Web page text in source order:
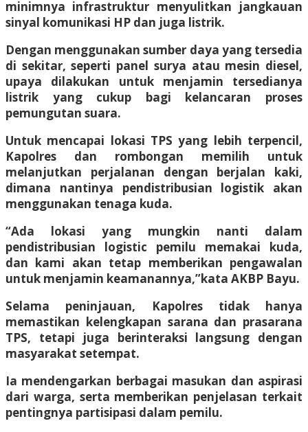
minimnya infrastruktur menyulitkan jangkauan
sinyal komunikasi HP dan juga listrik.
Dengan menggunakan sumber daya yang tersedia
di sekitar, seperti panel surya atau mesin diesel,
upaya dilakukan untuk menjamin tersedianya
listrik yang cukup bagi kelancaran proses
pemungutan suara.
Untuk mencapai lokasi TPS yang lebih terpencil,
Kapolres dan rombongan memilih untuk
melanjutkan perjalanan dengan berjalan kaki,
dimana nantinya pendistribusian logistik akan
menggunakan tenaga kuda.
“Ada lokasi yang mungkin nanti dalam
pendistribusian logistic pemilu memakai kuda,
dan kami akan tetap memberikan pengawalan
untuk menjamin keamanannya,”kata AKBP Bayu.
Selama peninjauan, Kapolres tidak hanya
memastikan kelengkapan sarana dan prasarana
TPS, tetapi juga berinteraksi langsung dengan
masyarakat setempat.
Ia mendengarkan berbagai masukan dan aspirasi
dari warga, serta memberikan penjelasan terkait
pentingnya partisipasi dalam pemilu.